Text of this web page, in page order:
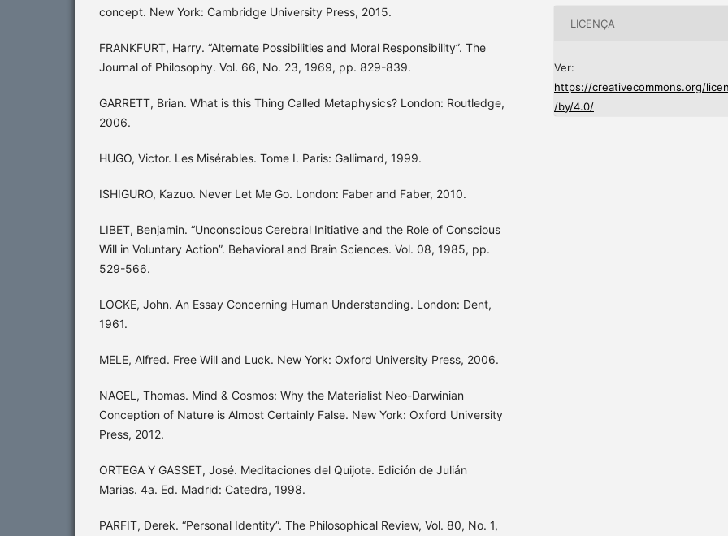
concept. New York: Cambridge University Press, 2015.
FRANKFURT, Harry. “Alternate Possibilities and Moral Responsibility”. The
Journal of Philosophy. Vol. 66, No. 23, 1969, pp. 829-839.
GARRETT, Brian. What is this Thing Called Metaphysics? London: Routledge,
2006.
HUGO, Victor. Les Misérables. Tome I. Paris: Gallimard, 1999.
ISHIGURO, Kazuo. Never Let Me Go. London: Faber and Faber, 2010.
LIBET, Benjamin. “Unconscious Cerebral Initiative and the Role of Conscious
Will in Voluntary Action”. Behavioral and Brain Sciences. Vol. 08, 1985, pp.
529-566.
LOCKE, John. An Essay Concerning Human Understanding. London: Dent,
1961.
MELE, Alfred. Free Will and Luck. New York: Oxford University Press, 2006.
NAGEL, Thomas. Mind & Cosmos: Why the Materialist Neo-Darwinian
Conception of Nature is Almost Certainly False. New York: Oxford University
Press, 2012.
ORTEGA Y GASSET, José. Meditaciones del Quijote. Edición de Julián
Marias. 4a. Ed. Madrid: Catedra, 1998.
PARFIT, Derek. “Personal Identity”. The Philosophical Review, Vol. 80, No. 1,
LICENÇA
Ver:
https://creativecommons.org/
/by/4.0/